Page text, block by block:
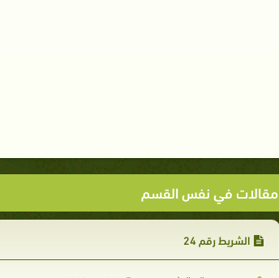
مقالات في نفس القسم
الشريط رقم 24